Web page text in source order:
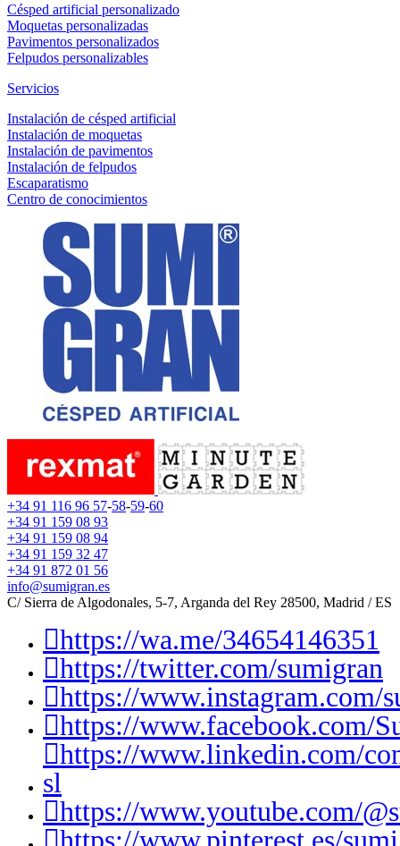
Césped artificial personalizado
Moquetas personalizadas
Pavimentos personalizados
Felpudos personalizables
Servicios
Instalación de césped artificial
Instalación de moquetas
Instalación de pavimentos
Instalación de felpudos
Escaparatismo
Centro de conocimientos
+34 91 116 96 57-58-59-60
+34 91 159 08 93
+34 91 159 08 94
+34 91 159 32 47
+34 91 872 01 56
info@sumigran.es
C/ Sierra de Algodonales, 5-7, Arganda del Rey 28500, Madrid / ES
https://wa.me/34654146351
https://twitter.com/sumigran
https://www.instagram.com/
https://www.facebook.com/
https://www.linkedin.com/
sl
https://www.youtube.com/